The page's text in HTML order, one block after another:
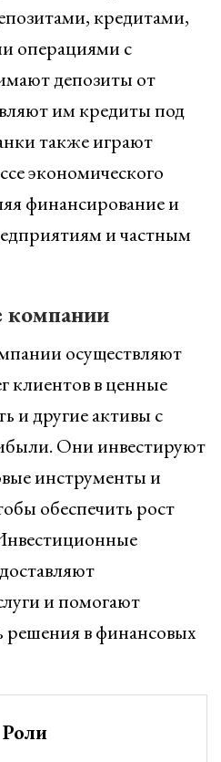
кредитами,
операциями с
депозиты от
им кредиты под
также играют
экономического
финансирование и
и частным
компании
осуществляют
клиентов в ценные
и другие активы с
Они инвестируют
инструменты и
обеспечить рост
и помогают
в финансовых
Роли